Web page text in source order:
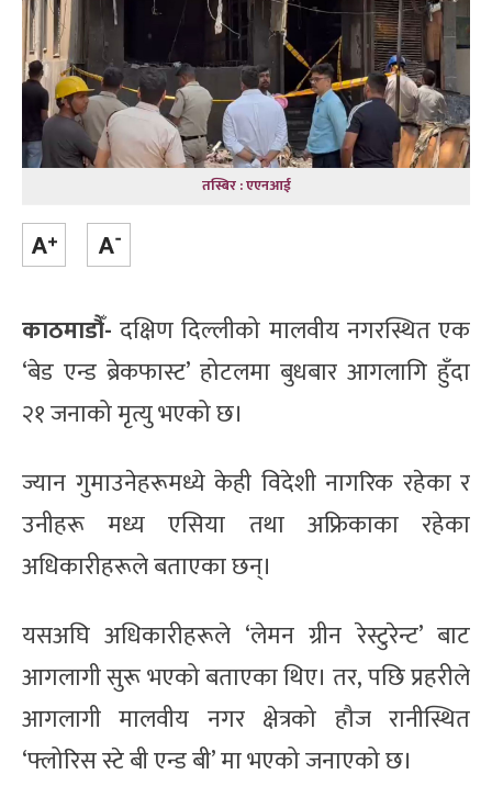
तस्बिर : एएनआई
काठमाडौँ-दक्षिण दिल्लीको मालवीय नगरस्थित एक
‘बेड एन्ड ब्रेकफास्ट’ होटलमा बुधबार आगलागि हुँदा
२१ जनाको मृत्यु भएको छ।
ज्यान गुमाउनेहरूमध्ये केही विदेशी नागरिक रहेका र
उनीहरू मध्य एसिया तथा अफ्रिकाका रहेका
अधिकारीहरूले बताएका छन्।
यसअघि अधिकारीहरूले ‘लेमन ग्रीन रेस्टुरेन्ट’ बाट
आगलागी सुरू भएको बताएका थिए। तर, पछि प्रहरीले
आगलागी मालवीय नगर क्षेत्रको हौज रानीस्थित
‘फ्लोरिस स्टे बी एन्ड बी’ मा भएको जनाएको छ।